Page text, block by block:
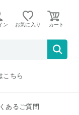
ン お気に入り
ただいま取り扱い
こちら
あるご質問